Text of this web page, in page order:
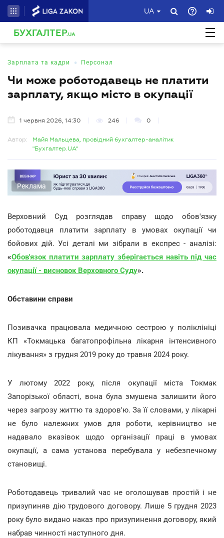
UA
БУХГАЛТЕР.UA
Зарплата та кадри • Персонал
Чи може роботодавець не платити
зарплату, якщо місто в окупації
1 червня 2026, 14:30 246 0
Автор:
Майя Мальцева, провідний бухгалтер-аналітик
"Бухгалтер.UA"
Реклама
Верховний Суд розглядав справу щодо обов'язку
роботодавця платити зарплату в умовах окупації чи
бойових дій. Усі деталі ми зібрали в експрес - аналізі:
«Обов'язок платити зарплату зберігається навіть під час
окупації - висновок Верховного Суду».
Обставини справи
Позивачка працювала медичною сестрою у поліклініці
КП «Токмацька багатопрофільна лікарня інтенсивного
лікування» з грудня 2019 року до травня 2024 року.
У лютому 2022 року, після окупації міста Токмак
Запорізької області, вона була змушена залишити його
через загрозу життю та здоров'ю. За її словами, у лікарні
не було належних умов для роботи, керівництво не
надавало вказівок щодо організації праці в умовах
окупації, а сама установа перебувала у небезпечному
становищі.
Роботодавець тривалий час не оголошував простій і не
призупиняв дію трудового договору. Лише 5 грудня 2023
року було видано наказ про призупинення договору, який
набрав чинності наступного дня.